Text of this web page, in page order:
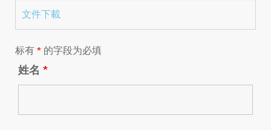
文件下載
标有 * 的字段为必填
姓名 *